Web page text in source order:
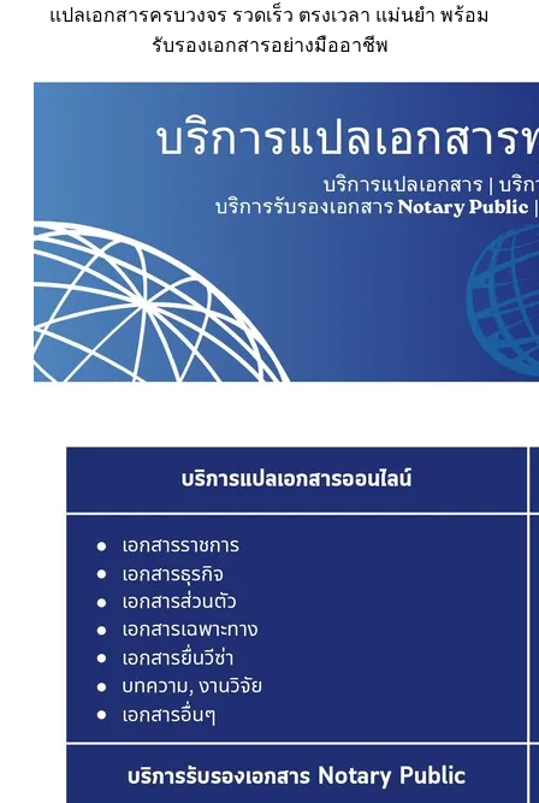
แปลเอกสารครบวงจร รวดเร็ว ตรงเวลา แม่นยำ พร้อม
รับรองเอกสารอย่างมืออาชีพ